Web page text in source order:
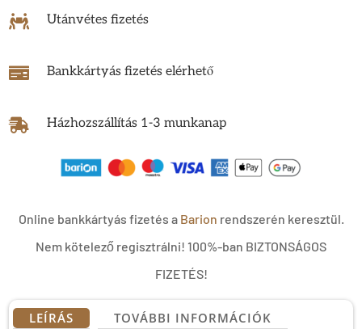
 Utánvétes fizetés
 Bankkártyás fizetés elérhető
 Házhozszállítás 1-3 munkanap
Online bankkártyás fizetés a Barion rendszerén keresztül.
Nem kötelező regisztrálni! 100%-ban BIZTONSÁGOS
FIZETÉS!
LEÍRÁS TOVÁBBI INFORMÁCIÓK